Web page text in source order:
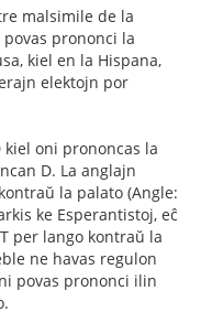
malsimile de la
prononci la
kiel en la Hispana,
elektojn por
oni prononcas la
D. La anglajn
la palato (Angle:
ke Esperantistoj, eĉ
per lango kontraŭ la
ne havas regulon
povas prononci ilin